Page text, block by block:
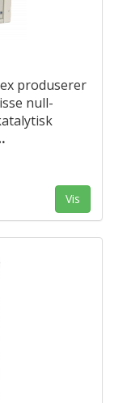
produserer
null-
Vis